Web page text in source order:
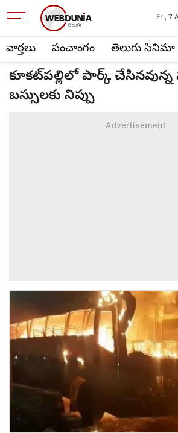
వార్తలు పంచాంగం తెలుగు సినిమా
Fri, 7
కూకట్‌పల్లిలో పార్క్
బస్సులకు నిప్పు